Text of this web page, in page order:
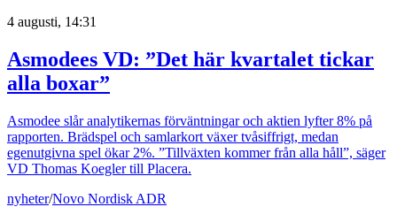
4 augusti, 14:31
Asmodees VD: ”Det här kvartalet tickar
alla boxar”
Asmodee slår analytikernas förväntningar och aktien lyfter 8% på
rapporten. Brädspel och samlarkort växer tvåsiffrigt, medan
egenutgivna spel ökar 2%. ”Tillväxten kommer från alla håll”, säger
VD Thomas Koegler till Placera.
nyheter/Novo Nordisk ADR